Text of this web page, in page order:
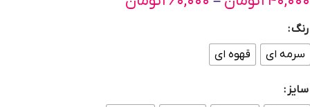
رنگ
سرمه ای
قهوه ای
سایز